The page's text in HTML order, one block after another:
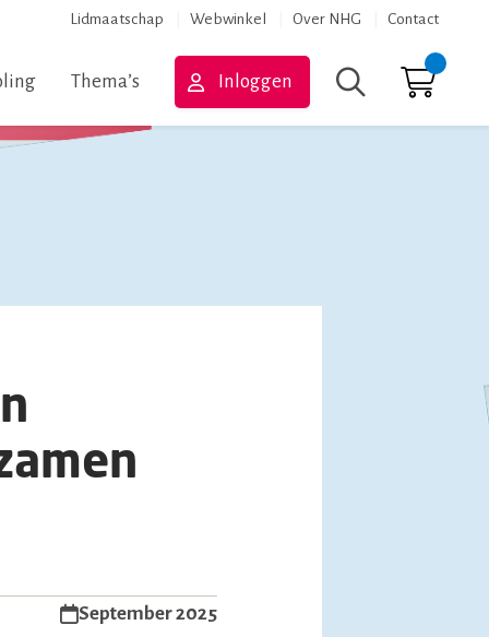
Lidmaatschap Webwinkel Over NHG Contact
Thema’s Inloggen Zoeken
September 2025